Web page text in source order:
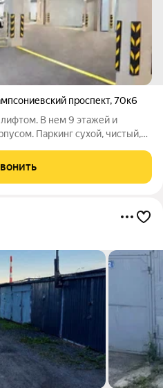
проспект,70к6
лифтом. В нем 9 этажей и
Паркинг сухой, чистый,
доступно 5 типов